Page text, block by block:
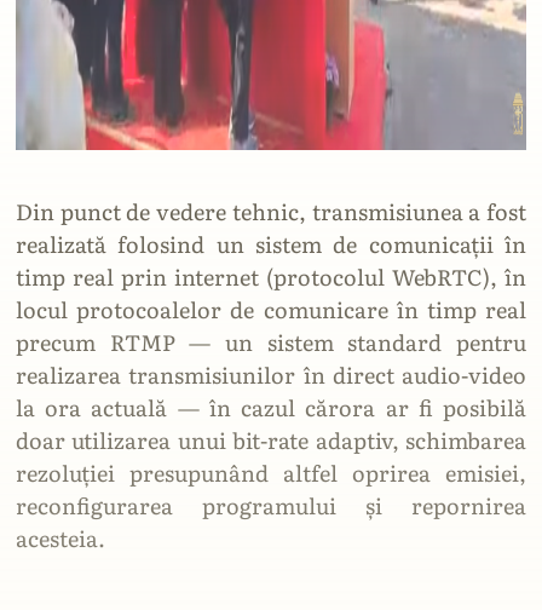
Din punct de vedere tehnic, transmisiunea a fost
realizată folosind un sistem de comunicații în
timp real prin internet (protocolul WebRTC), în
locul protocoalelor de comunicare în timp real
precum RTMP — un sistem standard pentru
realizarea transmisiunilor în direct audio-video
la ora actuală — în cazul cărora ar fi posibilă
doar utilizarea unui bit-rate adaptiv, schimbarea
rezoluției presupunând altfel oprirea emisiei,
reconfigurarea programului și repornirea
acesteia.